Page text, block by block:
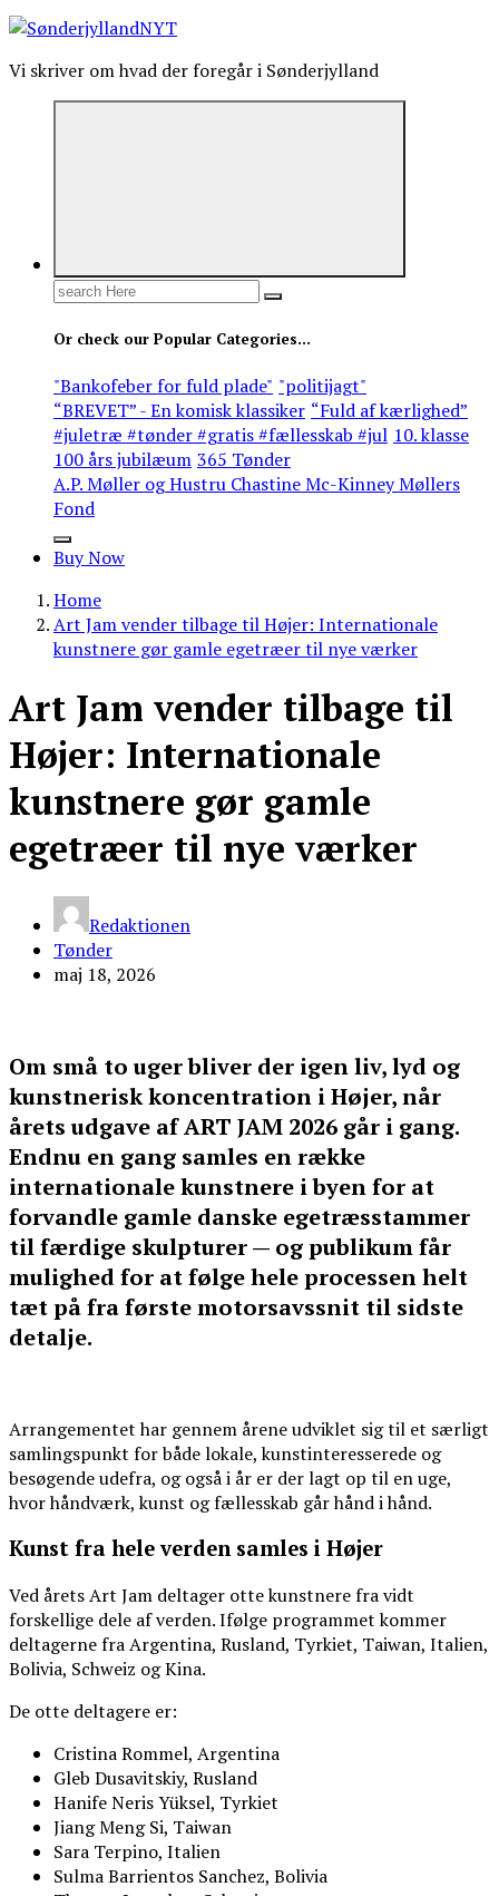
Vi skriver om hvad der foregår i Sønderjylland
Search
Or check our Popular Categories...
"Bankofeber for fuld plade" "politijagt"
“BREVET” - En komisk klassiker “Fuld af kærlighed”
#juletræ #tønder #gratis #fællesskab #jul 10. klasse
100 års jubilæum 365 Tønder
A.P. Møller og Hustru Chastine Mc-Kinney Møllers
Fond
Buy Now
Home
Art Jam vender tilbage til Højer: Internationale
kunstnere gør gamle egetræer til nye værker
Art Jam vender tilbage til
Højer: Internationale
kunstnere gør gamle
egetræer til nye værker
Redaktionen
Tønder
maj 18, 2026
Om små to uger bliver der igen liv, lyd og
kunstnerisk koncentration i Højer, når
årets udgave af ART JAM 2026 går i gang.
Endnu en gang samles en række
internationale kunstnere i byen for at
forvandle gamle danske egetræsstammer
til færdige skulpturer — og publikum får
mulighed for at følge hele processen helt
tæt på fra første motorsavssnit til sidste
detalje.
Arrangementet har gennem årene udviklet sig til et særligt
samlingspunkt for både lokale, kunstinteresserede og
besøgende udefra, og også i år er der lagt op til en uge,
hvor håndværk, kunst og fællesskab går hånd i hånd.
Kunst fra hele verden samles i Højer
Ved årets Art Jam deltager otte kunstnere fra vidt
forskellige dele af verden. Ifølge programmet kommer
deltagerne fra Argentina, Rusland, Tyrkiet, Taiwan, Italien,
Bolivia, Schweiz og Kina.
De otte deltagere er:
Cristina Rommel, Argentina
Gleb Dusavitskiy, Rusland
Hanife Neris Yüksel, Tyrkiet
Jiang Meng Si, Taiwan
Sara Terpino, Italien
Sulma Barrientos Sanchez, Bolivia